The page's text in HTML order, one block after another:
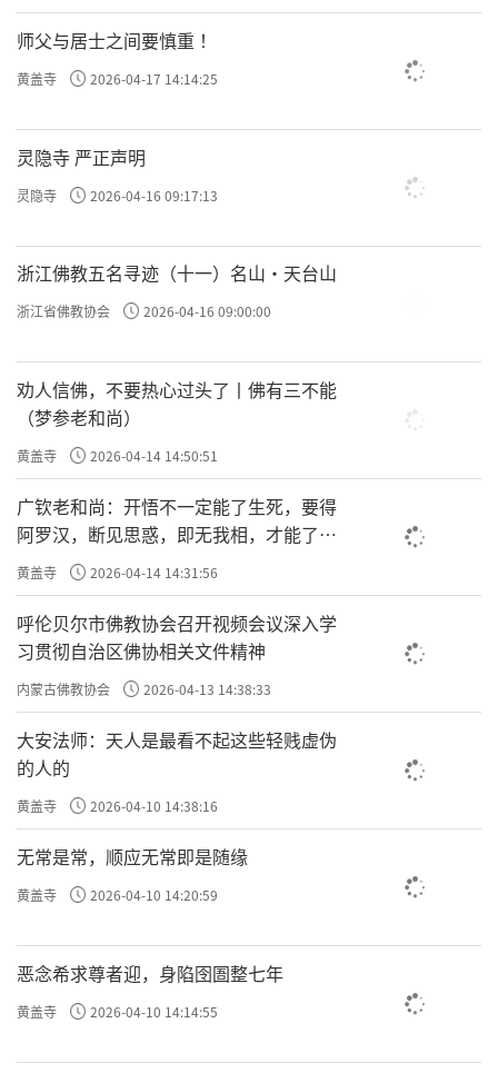
师父与居士之间要慎重 ！
黄盖寺 2026-04-17 14:14:25
灵隐寺 严正声明
灵隐寺 2026-04-16 09:17:13
浙江佛教五名寻迹（十一）名山·天台山
浙江省佛教协会 2026-04-16 09:00:00
劝人信佛，不要热心过头了丨佛有三不能
（梦参老和尚）
黄盖寺 2026-04-14 14:50:51
广钦老和尚：开悟不一定能了生死，要得
阿罗汉，断见思惑，即无我相，才能了生
死
黄盖寺 2026-04-14 14:31:56
呼伦贝尔市佛教协会召开视频会议深入学
习贯彻自治区佛协相关文件精神
内蒙古佛教协会 2026-04-13 14:38:33
大安法师：天人是最看不起这些轻贱虚伪
的人的
黄盖寺 2026-04-10 14:38:16
无常是常，顺应无常即是随缘
黄盖寺 2026-04-10 14:20:59
恶念希求尊者迎，身陷囹圄整七年
黄盖寺 2026-04-10 14:14:55